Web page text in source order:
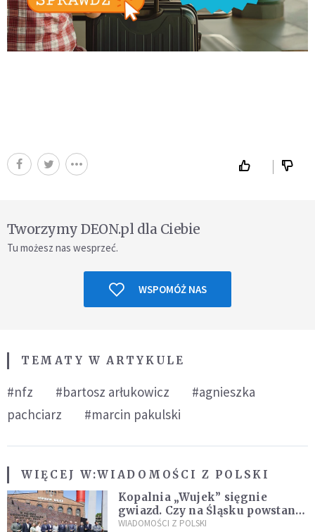
Tworzymy DEON.pl dla Ciebie
Tu możesz nas wesprzeć.
WSPOMÓŻ NAS
TEMATY W ARTYKULE
#nfz #bartosz arłukowicz
#agnieszka
pachciarz
#marcin pakulski
WIĘCEJ W:WIADOMOŚCI Z POLSKI
Kopalnia „Wujek” sięgnie
gwiazd. Czy na Śląsku powstanie
„Dolina Krzemowa”?
WIADOMOŚCI Z POLSKI